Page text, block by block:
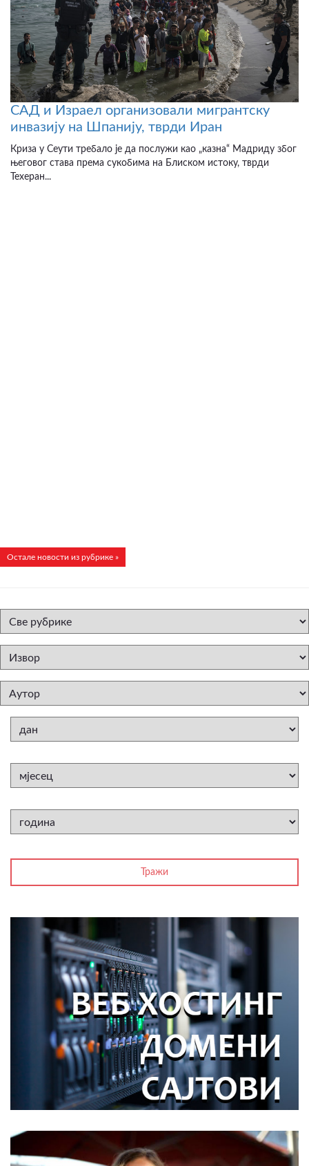
САД и Израел организовали мигрантску
инвазију на Шпанију, тврди Иран
Криза у Сеути требало је да послужи као „казна“ Мадриду због
његовог става према сукобима на Блиском истоку, тврди
Техеран...
Остале новости из рубрике »